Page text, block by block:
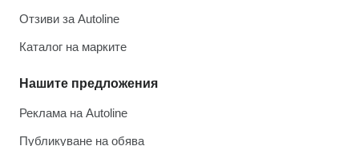
Отзиви за Autoline
Каталог на марките
Нашите предложения
Реклама на Autoline
Публикуване на обява